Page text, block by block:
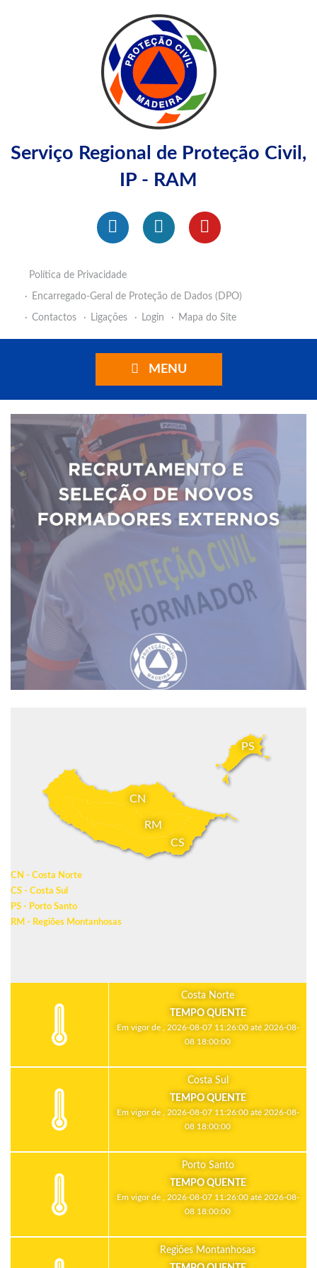
Serviço Regional de Proteção Civil,
IP - RAM
Política de Privacidade
Encarregado-Geral de Proteção de Dados (DPO)
Contactos
Ligações Login Mapa do Site
MENU
CN
CS
PS
RM
CN - Costa Norte
CS - Costa Sul
PS - Porto Santo
RM - Regiões Montanhosas
Costa Norte
TEMPO QUENTE
Em vigor de , 2026-08-07 11:26:00 até 2026-08-
08 18:00:00
Costa Sul
TEMPO QUENTE
Em vigor de , 2026-08-07 11:26:00 até 2026-08-
08 18:00:00
Porto Santo
TEMPO QUENTE
Em vigor de , 2026-08-07 11:26:00 até 2026-08-
08 18:00:00
Regiões Montanhosas